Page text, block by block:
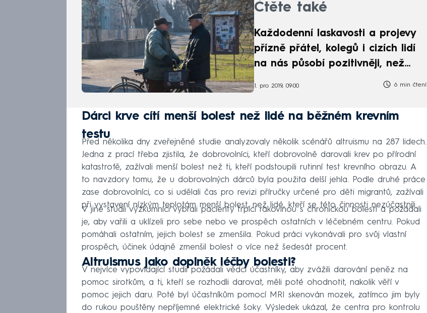
Čtěte také
Každodenní laskavosti a projevy
přízně přátel, kolegů i cizích lidí
na nás působí pozitivněji, než
1. pro 2019, 09:00 6 min čtení
Dárci krve cítí menší bolest než lidé na běžném krevním
testu
Před několika dny zveřejněné studie analyzovaly několik scénářů altruismu na 287 lidech.
Jedna z prací třeba zjistila, že dobrovolníci, kteří dobrovolně darovali krev po přírodní
katastrofě, zažívali menší bolest než ti, kteří podstoupili rutinní test krevního obrazu. A
to navzdory tomu, že u dobrovolných dárců byla použita delší jehla. Podle druhé práce
zase dobrovolníci, co si udělali čas pro revizi příručky určené pro děti migrantů, zažívali
při vystavení nízkým teplotám menší bolest, než lidé, kteří se této činnosti nezúčastnili.
V jiné studii výzkumníci vybrali pacienty trpící rakovinou s chronickou bolestí a požádali
je, aby vařili a uklízeli pro sebe nebo ve prospěch ostatních v léčebném centru. Pokud
pomáhali ostatním, jejich bolest se zmenšila. Pokud práci vykonávali pro svůj vlastní
prospěch, účinek údajně zmenšil bolest o více než šedesát procent.
Altruismus jako doplněk léčby bolesti?
V nejvíce vypovídající studii požádali vědci účastníky, aby zvážili darování peněz na
pomoc sirotkům, a ti, kteří se rozhodli darovat, měli poté ohodnotit, nakolik věří v
pomoc jejich daru. Poté byl účastníkům pomocí MRI skenován mozek, zatímco jim byly
do rukou pouštěny nepříjemné elektrické šoky. Výsledek ukázal, že centra pro kontrolu